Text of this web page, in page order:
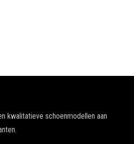
kwalitatieve schoenmodellen aan